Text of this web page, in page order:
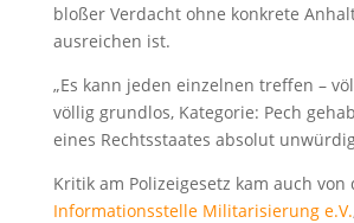
bloßer Verdacht ohne konkrete
ausreichen ist.
„Es kann jeden einzelnen treffen –
völlig grundlos, Kategorie: Pech
eines Rechtsstaates absolut
Kritik am Polizeigesetz kam auch von
Informationsstelle Militarisierung e.V.